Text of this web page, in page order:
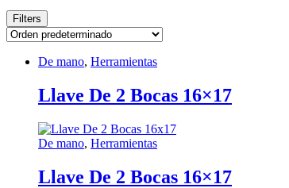
Filters
De mano, Herramientas
Llave De 2 Bocas 16×17
De mano, Herramientas
Llave De 2 Bocas 16×17